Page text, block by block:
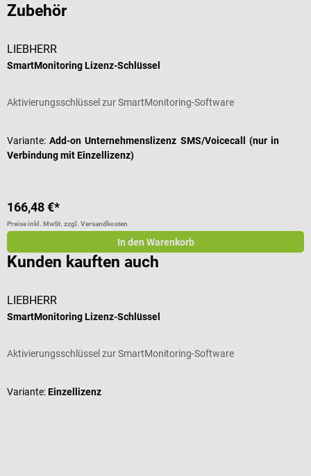
Zubehör
LIEBHERR
SmartMonitoring Lizenz-Schlüssel
Aktivierungsschlüssel zur SmartMonitoring-Software
Variante: Add-on Unternehmenslizenz SMS/Voicecall (nur in
Verbindung mit Einzellizenz)
166,48 €*
Preise inkl. MwSt. zzgl. Versandkosten
In den Warenkorb
Kunden kauften auch
LIEBHERR
SmartMonitoring Lizenz-Schlüssel
Aktivierungsschlüssel zur SmartMonitoring-Software
Variante:Einzellizenz